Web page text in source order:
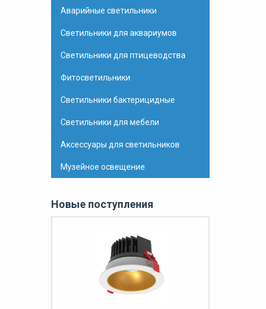
Аварийные светильники
Светильники для аквариумов
Светильники для птицеводства
Фитосветильники
Светильники бактерицидные
Светильники для мебели
Аксессуары для светильников
Музейное освещение
Новые поступления